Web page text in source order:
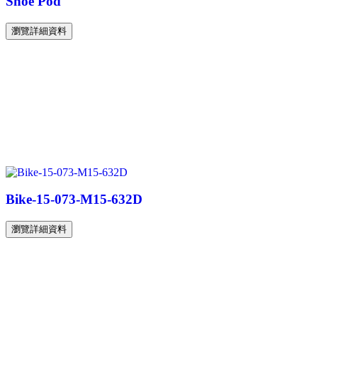
瀏覽詳細資料
Bike-15-073-M15-632D
瀏覽詳細資料